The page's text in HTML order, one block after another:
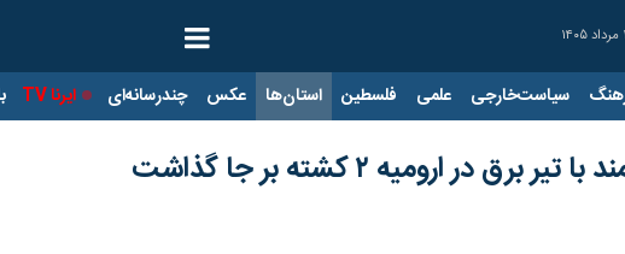
سیاست‌خارجی علمی فلسطین استان‌ها عکس چندرسانه‌ای ایرنا TV
در ارومیه ۲ کشته بر جا گذاشت